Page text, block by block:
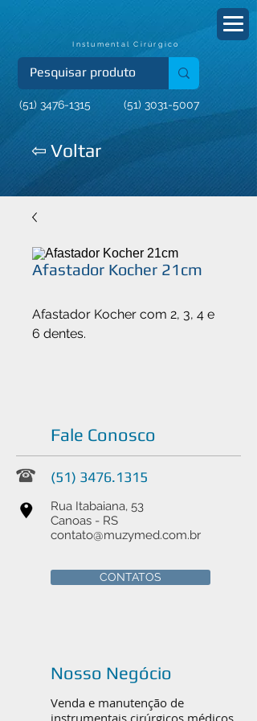
(51) 3031-5007
(51) 3476-1315
Instumental Cirúrgico
⇦ Voltar
Afastador Kocher 21cm
Afastador Kocher com 2, 3, 4 e
6 dentes.
Fale Conosco
(51) 3476.1315
Rua Itabaiana, 53
Canoas - RS
contato@muzymed.com.br
Nosso Negócio
Venda e manutenção de
instrumentais cirúrgicos médicos,
CONTATOS